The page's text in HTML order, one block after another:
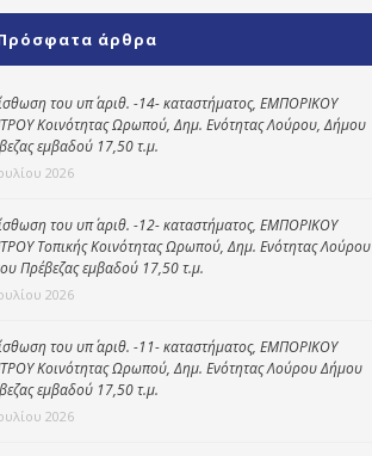
Κοινωνικό
παντοπωλείο
Kοινωνικό
φαρμακείο
Πρόγραμμα
Κέντρο Ημερήσιας
Φροντίδας
Ηλικιωμένων
(Κ.Η.Φ.Η.) Πρέβεζας
άρθρα
του υπ΄ αριθ. -14- καταστήματος, ΕΜΠΟΡΙΚΟΥ
Κοινότητας Ωρωπού, Δημ. Ενότητας Λούρου, Δήμου
εμβαδού 17,50 τ.μ.
2026
του υπ΄ αριθ. -12- καταστήματος, ΕΜΠΟΡΙΚΟΥ
Τοπικής Κοινότητας Ωρωπού, Δημ. Ενότητας Λούρου
Πρέβεζας εμβαδού 17,50 τ.μ.
2026
του υπ΄ αριθ. -11- καταστήματος, ΕΜΠΟΡΙΚΟΥ
Κοινότητας Ωρωπού, Δημ. Ενότητας Λούρου Δήμου
εμβαδού 17,50 τ.μ.
2026